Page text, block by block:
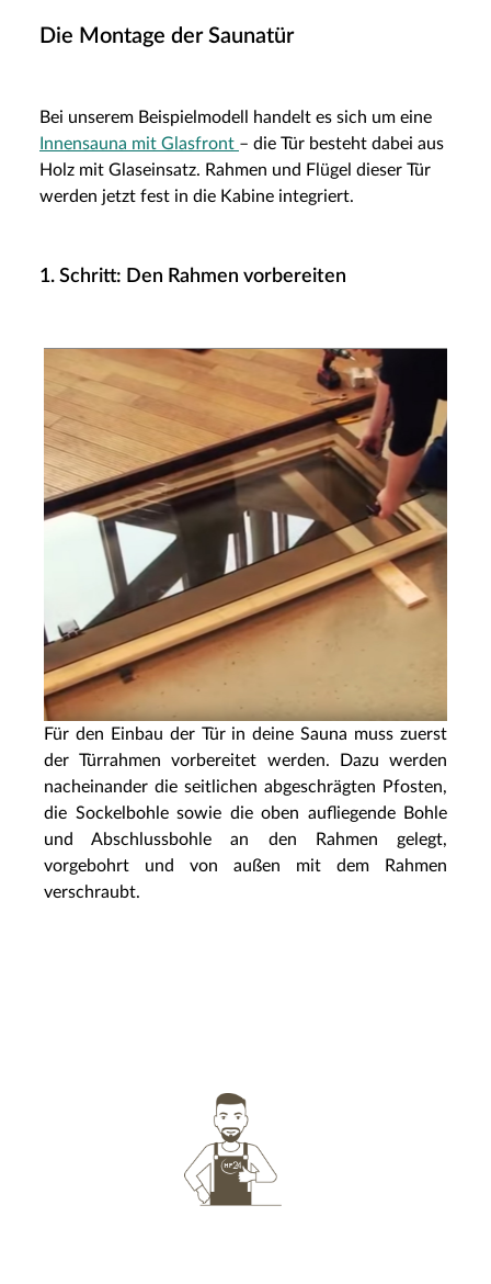
Die Montage der Saunatür
Bei unserem Beispielmodell handelt es sich um eine
Innensauna mit Glasfront – die Tür besteht dabei aus
Holz mit Glaseinsatz. Rahmen und Flügel dieser Tür
werden jetzt fest in die Kabine integriert.
1. Schritt: Den Rahmen vorbereiten
Für den Einbau der Tür in deine Sauna muss zuerst
der Türrahmen vorbereitet werden. Dazu werden
nacheinander die seitlichen abgeschrägten Pfosten,
die Sockelbohle sowie die oben aufliegende Bohle
und Abschlussbohle an den Rahmen gelegt,
vorgebohrt und von außen mit dem Rahmen
verschraubt.